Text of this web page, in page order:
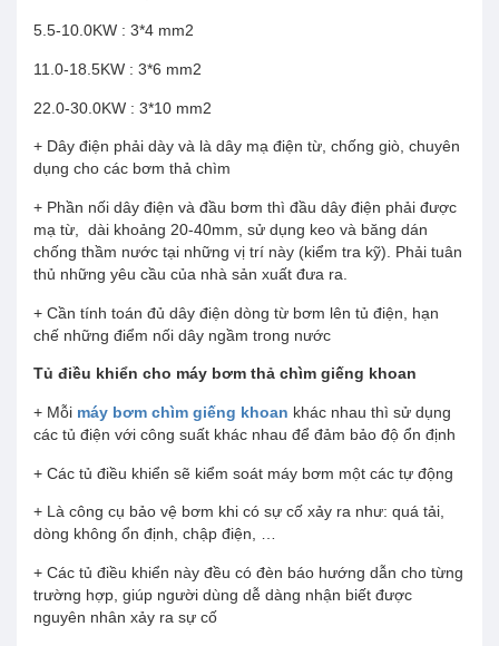
5.5-10.0KW : 3*4 mm2
11.0-18.5KW : 3*6 mm2
22.0-30.0KW : 3*10 mm2
+ Dây điện phải dày và là dây mạ điện từ, chống giò, chuyên
dụng cho các bơm thả chìm
+ Phần nối dây điện và đầu bơm thì đầu dây điện phải được
mạ từ, dài khoảng 20-40mm, sử dụng keo và băng dán
chống thầm nước tại những vị trí này (kiểm tra kỹ). Phải tuân
thủ những yêu cầu của nhà sản xuất đưa ra.
+ Cần tính toán đủ dây điện dòng từ bơm lên tủ điện, hạn
chế những điểm nối dây ngầm trong nước
Tủ điều khiển cho máy bơm thả chìm giếng khoan
+ Mỗi máy bơm chìm giếng khoan khác nhau thì sử dụng
các tủ điện với công suất khác nhau để đảm bảo độ ổn định
+ Các tủ điều khiển sẽ kiểm soát máy bơm một các tự động
+ Là công cụ bảo vệ bơm khi có sự cố xảy ra như: quá tải,
dòng không ổn định, chập điện, …
+ Các tủ điều khiển này đều có đèn báo hướng dẫn cho từng
trường hợp, giúp người dùng dễ dàng nhận biết được
nguyên nhân xảy ra sự cố